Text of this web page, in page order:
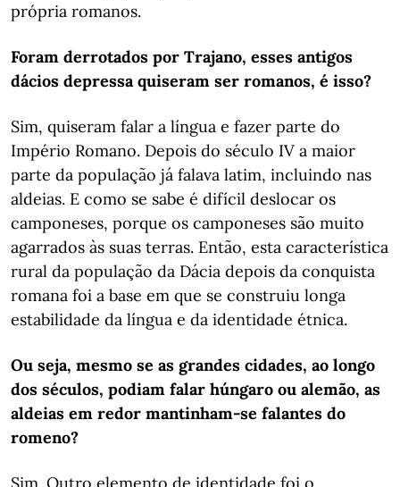
própria romanos.
Foram derrotados por Trajano, esses antigos
dácios depressa quiseram ser romanos, é isso?
Sim, quiseram falar a língua e fazer parte do
Império Romano. Depois do século IV a maior
parte da população já falava latim, incluindo nas
aldeias. E como se sabe é difícil deslocar os
camponeses, porque os camponeses são muito
agarrados às suas terras. Então, esta característica
rural da população da Dácia depois da conquista
romana foi a base em que se construiu longa
estabilidade da língua e da identidade étnica.
Ou seja, mesmo se as grandes cidades, ao longo
dos séculos, podiam falar húngaro ou alemão, as
aldeias em redor mantinham-se falantes do
romeno?